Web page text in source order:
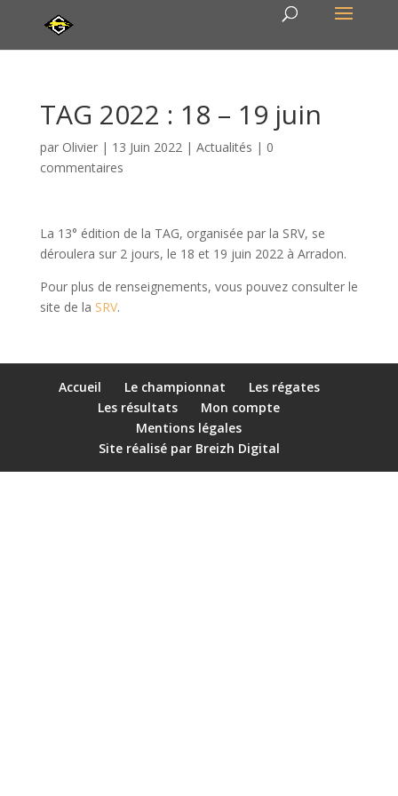
TAG 2022 : 18 – 19 juin
par Olivier| 13 Juin 2022| Actualités | 0
commentaires
La 13° édition de la TAG, organisée par la SRV, se
déroulera sur 2 jours, le 18 et 19 juin 2022 à Arradon.
Pour plus de renseignements, vous pouvez consulter le
site de la SRV.
Accueil Le championnat
Les régates
Les résultats
Mon compte
Mentions légales
Site réalisé par Breizh Digital